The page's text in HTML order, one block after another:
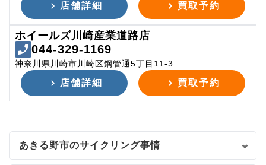
店舗詳細 買取予約
ホイールズ川崎産業道路店
044-329-1169
神奈川県川崎市川崎区鋼管通5丁目11-3
店舗詳細 買取予約
あきる野市のサイクリング事情